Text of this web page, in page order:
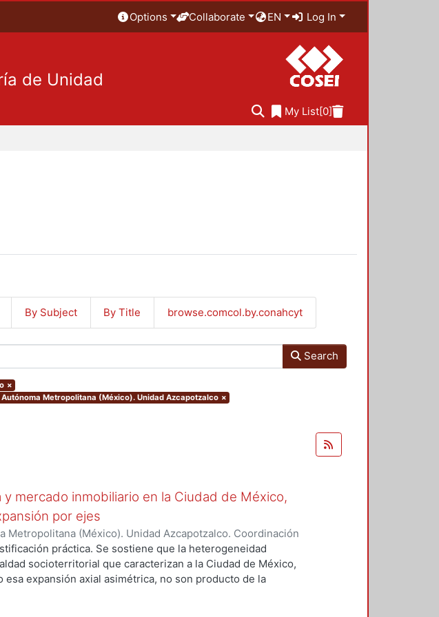
Options Collaborate EN Log In
de Unidad
My List[0]
By Subject By Title browse.comcol.by.conahcyt
Search
×
Metropolitana (México). Unidad Azcapotzalco ×
mercado inmobiliario en la Ciudad de México,
por ejes
Metropolitana (México). Unidad Azcapotzalco. Coordinación
,2016-05-25 )Ejea Mendoza, Guillermo
práctica. Se sostiene que la heterogeneidad
socioterritorial que caracterizan a la Ciudad de México,
esa expansión axial asimétrica, no son producto de la